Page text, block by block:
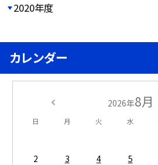
2020年度
カレンダー
2026年8月
日 月 火 水
2
3 4 5